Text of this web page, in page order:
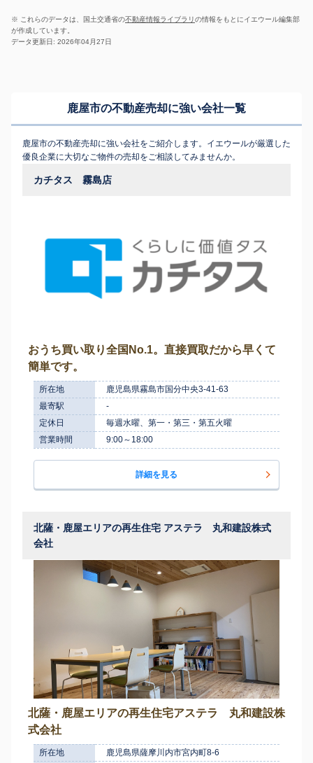
※ これらのデータは、国土交通省の不動産情報ライブラリの情報をもとにイエウール編集部
が作成しています。
データ更新日: 2026年04月27日
鹿屋市の不動産売却に強い会社一覧
鹿屋市の不動産売却に強い会社をご紹介します。イエウールが厳選した
優良企業に大切なご物件の売却をご相談してみませんか。
カチタス 霧島店
おうち買い取り全国No.1。直接買取だから早くて
簡単です。
所在地
鹿児島県霧島市国分中央3-41-63
最寄駅
-
定休日
毎週水曜、第一・第三・第五火曜
営業時間
9:00～18:00
詳細を見る
北薩・鹿屋エリアの再生住宅 アステラ 丸和建設株式
会社
北薩・鹿屋エリアの再生住宅アステラ 丸和建設株
式会社
所在地
鹿児島県薩摩川内市宮内町8-6